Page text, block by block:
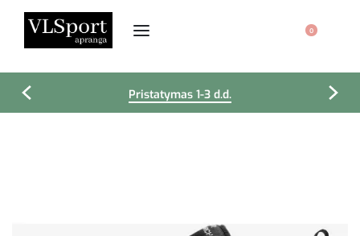
0
Pristatymas 1-3 d.d.